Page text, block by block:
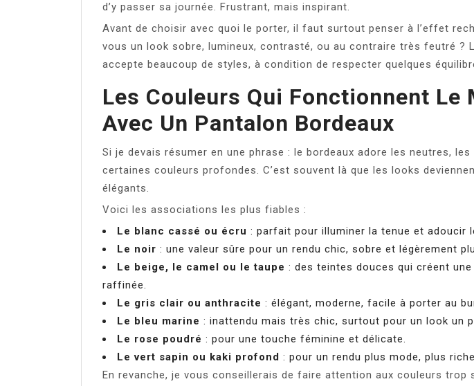
d’y passer sa journée. Frustrant, mais inspirant.
Avant de choisir avec quoi le porter, il faut surtout penser à l’effet
vous un look sobre, lumineux, contrasté, ou au contraire très feutré ?
accepte beaucoup de styles, à condition de respecter quelques
Les Couleurs Qui Fonctionnent Le
Avec Un Pantalon Bordeaux
Si je devais résumer en une phrase : le bordeaux adore les neutres,
certaines couleurs profondes. C’est souvent là que les looks
élégants.
Voici les associations les plus fiables :
Le blanc cassé ou écru : parfait pour illuminer la tenue et adoucir
Le noir : une valeur sûre pour un rendu chic, sobre et légèrement
Le beige, le camel ou le taupe : des teintes douces qui créent
raffinée.
Le gris clair ou anthracite : élégant, moderne, facile à porter au
Le bleu marine : inattendu mais très chic, surtout pour un look un
Le rose poudré : pour une touche féminine et délicate.
Le vert sapin ou kaki profond : pour un rendu plus mode, plus
En revanche, je vous conseillerais de faire attention aux couleurs trop